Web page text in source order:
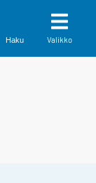
Haku Valikko